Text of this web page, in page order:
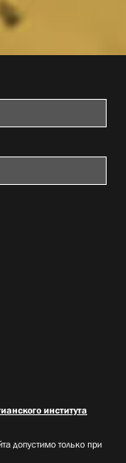
института
допустимо только при